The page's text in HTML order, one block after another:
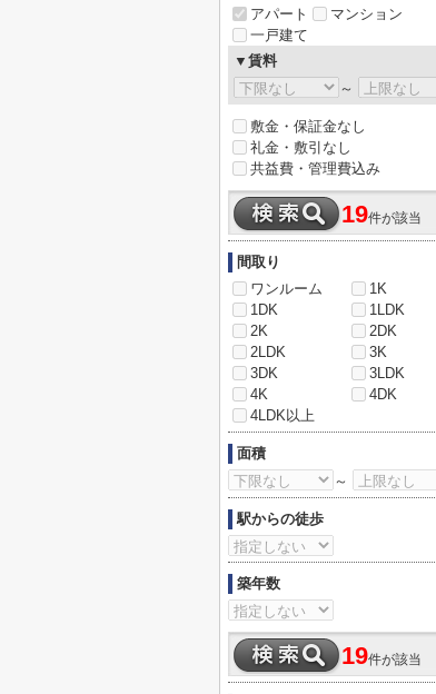
アパート
マンション
一戸建て
▼賃料
～
敷金・保証金なし
礼金・敷引なし
共益費・管理費込み
19件が該当
間取り
ワンルーム
1K
1DK
1LDK
2K
2DK
2LDK
3K
3DK
3LDK
4K
4DK
4LDK以上
面積
～
駅からの徒歩
築年数
19件が該当